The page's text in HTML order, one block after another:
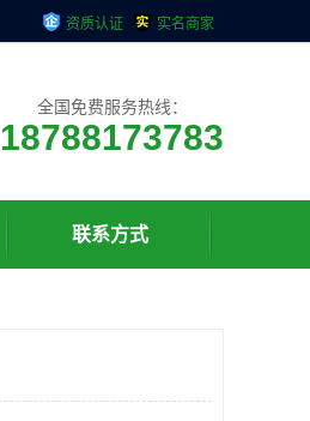
资质认证 实名商家
全国免费服务热线：
18788173783
联系方式